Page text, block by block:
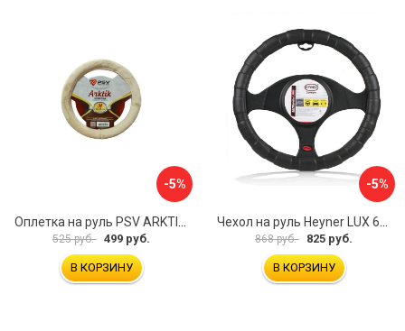
-5%
525 руб. 499 руб.
В КОРЗИНУ
-5%
868 руб. 825 руб.
В КОРЗИНУ